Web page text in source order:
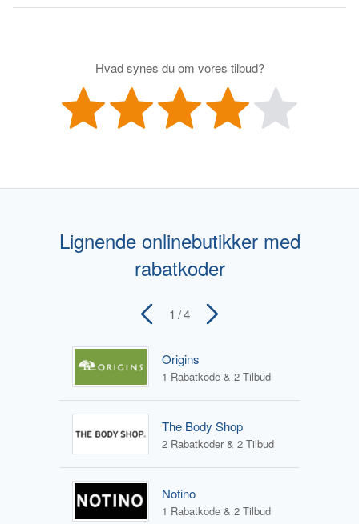
Hvad synes du om vores tilbud?
Lignende onlinebutikker med
rabatkoder
1 / 4
Origins
1 Rabatkode & 2 Tilbud
The Body Shop
2 Rabatkoder & 2 Tilbud
Notino
1 Rabatkode & 2 Tilbud